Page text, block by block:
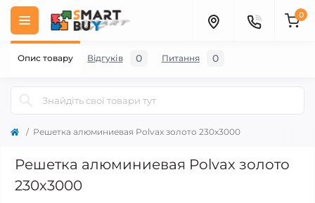
0
Решетка алюминиевая Polvax золото 230х3000
Решетка алюминиевая Polvax золото
230х3000
Опис товару Відгуків 0 Питання 0